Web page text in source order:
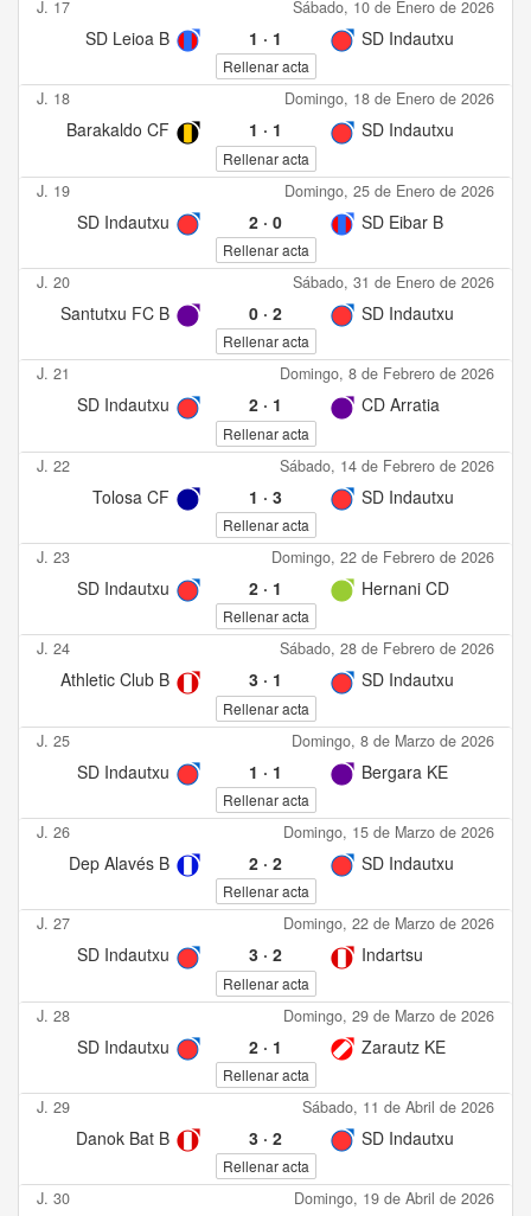
J. 17 Sábado, 10 de Enero de 2026
SD Leioa B 1 · 1 SD Indautxu
Rellenar acta
J. 18 Domingo, 18 de Enero de 2026
Barakaldo CF 1 · 1 SD Indautxu
Rellenar acta
J. 19 Domingo, 25 de Enero de 2026
SD Indautxu 2· 0 SD Eibar B
Rellenar acta
J. 20 Sábado, 31 de Enero de 2026
Santutxu FC B 0· 2 SD Indautxu
Rellenar acta
J. 21 Domingo, 8 de Febrero de 2026
SD Indautxu 2· 1 CD Arratia
Rellenar acta
J. 22 Sábado, 14 de Febrero de 2026
Tolosa CF 1 · 3 SD Indautxu
Rellenar acta
J. 23 Domingo, 22 de Febrero de 2026
SD Indautxu 2· 1 Hernani CD
Rellenar acta
J. 24 Sábado, 28 de Febrero de 2026
Athletic Club B 3· 1 SD Indautxu
Rellenar acta
J. 25 Domingo, 8 de Marzo de 2026
SD Indautxu 1 · 1 Bergara KE
Rellenar acta
J. 26 Domingo, 15 de Marzo de 2026
Dep Alavés B 2· 2 SD Indautxu
Rellenar acta
J. 27 Domingo, 22 de Marzo de 2026
SD Indautxu 3· 2 Indartsu
Rellenar acta
J. 28 Domingo, 29 de Marzo de 2026
SD Indautxu 2· 1 Zarautz KE
Rellenar acta
J. 29 Sábado, 11 de Abril de 2026
Danok Bat B 3· 2 SD Indautxu
Rellenar acta
J. 30 Domingo, 19 de Abril de 2026